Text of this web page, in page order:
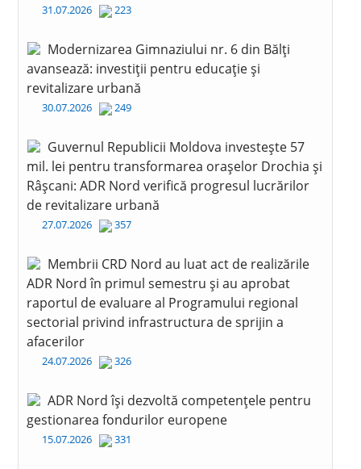
31.07.2026 223
Modernizarea Gimnaziului nr. 6 din Bălți
avansează: investiții pentru educație și
revitalizare urbană
30.07.2026 249
Guvernul Republicii Moldova investește 57
mil. lei pentru transformarea orașelor Drochia și
Râșcani: ADR Nord verifică progresul lucrărilor
de revitalizare urbană
27.07.2026 357
Membrii CRD Nord au luat act de realizările
ADR Nord în primul semestru și au aprobat
raportul de evaluare al Programului regional
sectorial privind infrastructura de sprijin a
afacerilor
24.07.2026 326
ADR Nord își dezvoltă competențele pentru
gestionarea fondurilor europene
15.07.2026 331